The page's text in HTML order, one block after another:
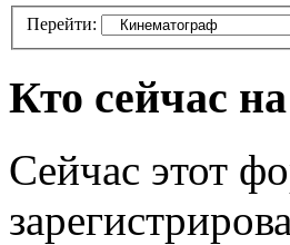
Перейти:
Кто сейчас
Сейчас этот